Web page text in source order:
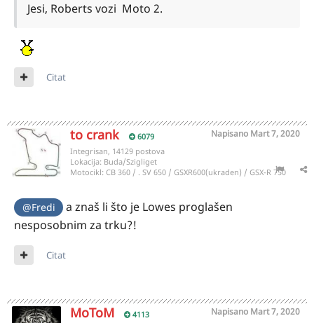
Jesi, Roberts vozi Moto 2.
Citat
to crank 6079 Napisano Mart 7, 2020
Integrisan, 14129 postova
Lokacija: Buda/Szigliget
Motocikl: CB 360 / . SV 650 / GSXR600(ukraden) / GSX-R 750
@Fredi
a znaš li što je Lowes proglašen
nesposobnim za trku?!
Citat
MoToM 4113 Napisano Mart 7, 2020